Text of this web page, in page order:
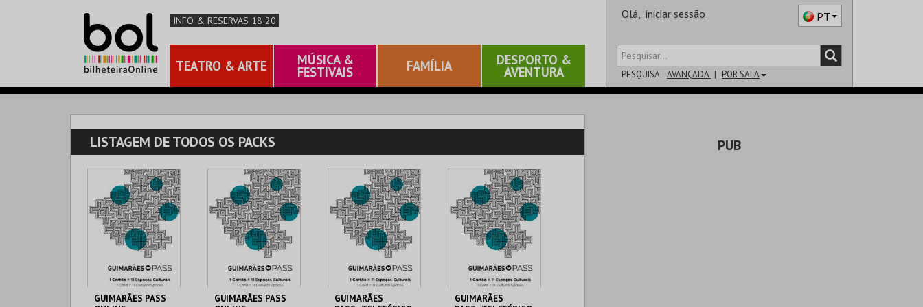
INFO & RESERVAS 18 20
TEATRO & ARTE MÚSICA &
FESTIVAIS FAMÍLIA DESPORTO &
AVENTURA
Olá, iniciar sessão PT
PESQUISA: AVANÇADA POR SALA
LISTAGEM DE TODOS OS PACKS
GUIMARÃES PASS
GUIMARÃES PASS
GUIMARÃES
GUIMARÃES
PUB